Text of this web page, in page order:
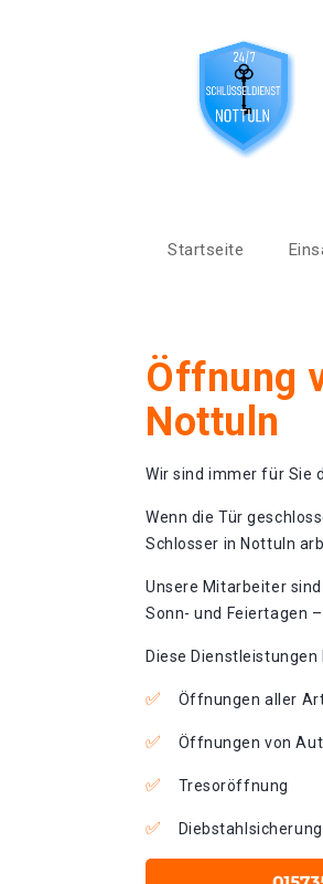
Startseite
Öffnung
Nottuln
Wir sind immer für Sie
Wenn die Tür
Schlosser in Nottuln
Unsere Mitarbeiter
Sonn- und Feiertagen
Diese Dienstleistungen
Öffnungen aller
Öffnungen von
Tresoröffnung
Diebstahlsicherung